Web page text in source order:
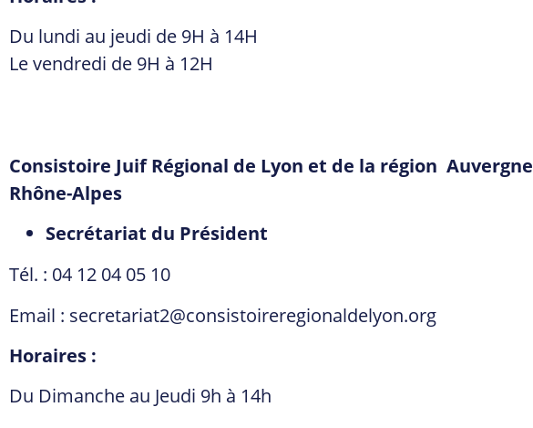
Du lundi au jeudi de 9H à 14H
Le vendredi de 9H à 12H
Consistoire Juif Régional de Lyon et de la région Auvergne
Rhône-Alpes
Secrétariat du Président
Tél. : 04 12 04 05 10
Email : secretariat2@consistoireregionaldelyon.org
Horaires :
Du Dimanche au Jeudi 9h à 14h